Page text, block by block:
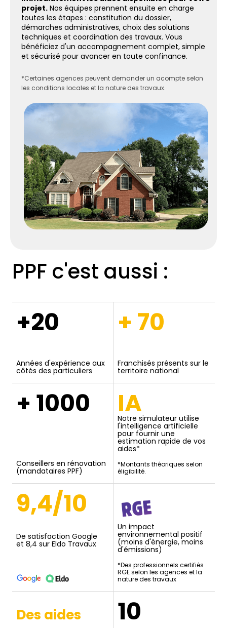
projet. Nos équipes prennent ensuite en charge
toutes les étapes : constitution du dossier,
démarches administratives, choix des solutions
techniques et coordination des travaux. Vous
bénéficiez d'un accompagnement complet, simple
et sécurisé pour avancer en toute confinance.
*Certaines agences peuvent demander un acompte selon
les conditions locales et la nature des travaux.
PPF c'est aussi :
+20
Années d'expérience aux
côtés des particuliers
+ 70
Franchisés présents sur le
territoire national
+ 1000
Conseillers en rénovation
(mandataires PPF)
IA
Notre simulateur utilise
l'intelligence artificielle
pour fournir une
estimation rapide de vos
aides*
*Montants théoriques selon
éligibilité.
9,4/10
De satisfaction Google
et 8,4 sur Eldo Travaux
Un impact
environnemental positif
(moins d'énergie, moins
d'émissions)
*Des professionnels certifiés
RGE selon les agences et la
nature des travaux
Des aides
10